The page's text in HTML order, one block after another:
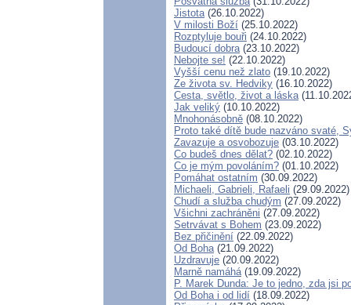
Jistota(26.10.2022)
V milosti Boží (25.10.2022)
Rozptyluje bouři (24.10.2022)
Budoucí dobra(23.10.2022)
Nebojte se! (22.10.2022)
Vyšší cenu než zlato (19.10.2022)
Ze života sv. Hedviky (16.10.2022)
Cesta, světlo, život a láska
Jak veliký (10.10.2022)
Mnohonásobně (08.10.2022)
Proto také dítě bude nazváno svaté,
Zavazuje a osvobozuje (03.10.2022)
Co budeš dnes dělat? (02.10.2022)
Co je mým povoláním? (01.10.2022)
Pomáhat ostatním (30.09.2022)
Michaeli, Gabrieli, Rafaeli (29.09.2022)
Chudí a služba chudým (27.09.2022)
Všichni zachráněni (27.09.2022)
Setrvávat s Bohem (23.09.2022)
Bez přičinění (22.09.2022)
Od Boha(21.09.2022)
Uzdravuje (20.09.2022)
Marně namáhá(19.09.2022)
P. Marek Dunda: Je to jedno, zda jsi
Od Boha i od lidí (18.09.2022)